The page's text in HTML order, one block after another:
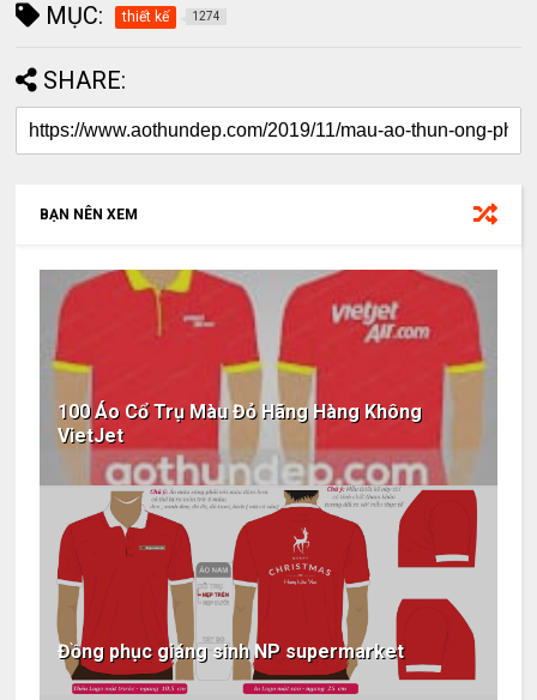
MỤC: thiết kế 1274
SHARE:
BẠN NÊN XEM
100 Áo Cổ Trụ Màu Đỏ Hãng Hàng Không
VietJet
Đồng phục giáng sinh NP supermarket